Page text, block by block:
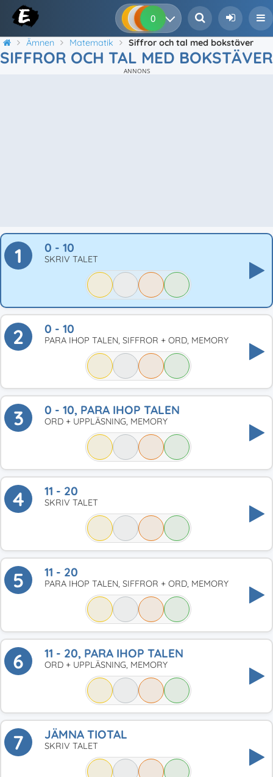
0 0 0
Ämnen Matematik Siffror och tal med bokstäver
SIFFROR OCH TAL MED BOKSTÄVER
ANNONS
1 0 - 10
SKRIV TALET
2 0 - 10
PARA IHOP TALEN, SIFFROR + ORD, MEMORY
3 0 - 10, PARA IHOP TALEN
ORD + UPPLÄSNING, MEMORY
4 11 - 20
SKRIV TALET
5 11 - 20
PARA IHOP TALEN, SIFFROR + ORD, MEMORY
6 11 - 20, PARA IHOP TALEN
ORD + UPPLÄSNING, MEMORY
7 JÄMNA TIOTAL
SKRIV TALET